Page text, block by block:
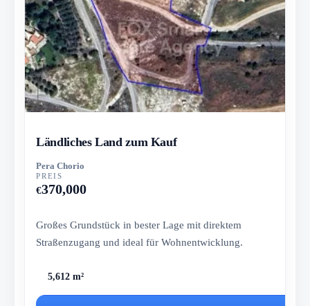
Ländliches Land zum Kauf
Pera Chorio
PREIS
€370,000
Großes Grundstück in bester Lage mit direktem
Straßenzugang und ideal für Wohnentwicklung.
5,612 m²